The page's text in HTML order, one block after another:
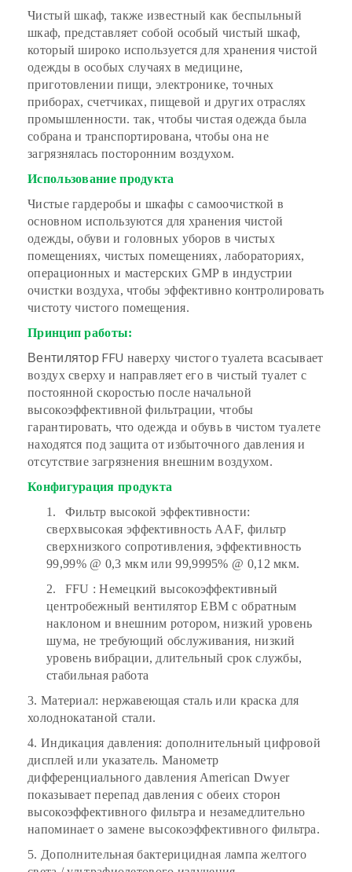
Чистый шкаф, также известный как беспыльный
шкаф, представляет собой особый чистый шкаф,
который широко используется для хранения чистой
одежды в особых случаях в медицине,
приготовлении пищи, электронике, точных
приборах, счетчиках, пищевой и других отраслях
промышленности. так, чтобы чистая одежда была
собрана и транспортирована, чтобы она не
загрязнялась посторонним воздухом.
Использование продукта
Чистые гардеробы и шкафы с самоочисткой в
основном используются для хранения чистой
одежды, обуви и головных уборов в чистых
помещениях, чистых помещениях, лабораториях,
операционных и мастерских GMP в индустрии
очистки воздуха, чтобы эффективно контролировать
чистоту чистого помещения.
Принцип работы:
Вентилятор FFU наверху чистого туалета всасывает
воздух сверху и направляет его в чистый туалет с
постоянной скоростью после начальной
высокоэффективной фильтрации, чтобы
гарантировать, что одежда и обувь в чистом туалете
находятся под защита от избыточного давления и
отсутствие загрязнения внешним воздухом.
Конфигурация продукта
1.
Фильтр высокой эффективности:
сверхвысокая эффективность AAF, фильтр
сверхнизкого сопротивления, эффективность
99,99% @ 0,3 мкм или 99,9995% @ 0,12 мкм.
2.
FFU : Немецкий высокоэффективный
центробежный вентилятор EBM с обратным
наклоном и внешним ротором, низкий уровень
шума, не требующий обслуживания, низкий
уровень вибрации, длительный срок службы,
стабильная работа
3. Материал: нержавеющая сталь или краска для
холоднокатаной стали.
4. Индикация давления: дополнительный цифровой
дисплей или указатель. Манометр
дифференциального давления American Dwyer
показывает перепад давления с обеих сторон
высокоэффективного фильтра и незамедлительно
напоминает о замене высокоэффективного фильтра.
5. Дополнительная бактерицидная лампа желтого